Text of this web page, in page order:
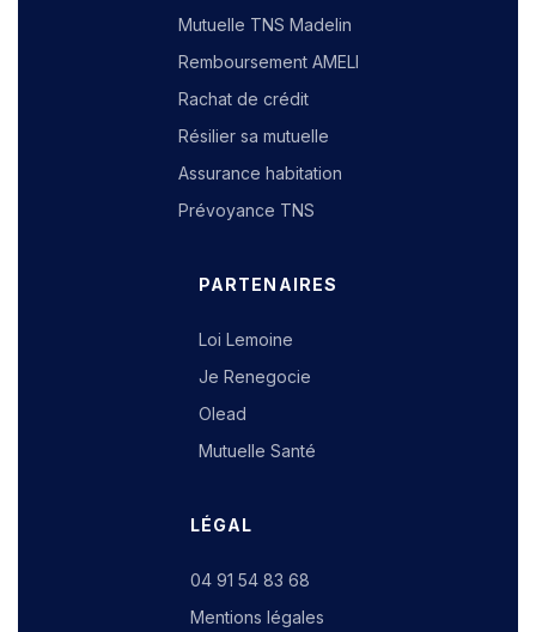
Mutuelle TNS Madelin
Remboursement AMELI
Rachat de crédit
Résilier sa mutuelle
Assurance habitation
Prévoyance TNS
PARTENAIRES
Loi Lemoine
Je Renegocie
Olead
Mutuelle Santé
LÉGAL
04 91 54 83 68
Mentions légales